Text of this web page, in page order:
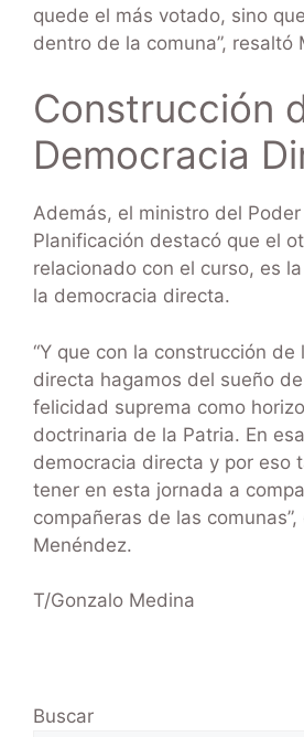
quede el más votado, sino
dentro de la comuna”, resaltó
Construcción
Democracia
Además, el ministro del
Planificación destacó que el
relacionado con el curso, es
la democracia directa.
“Y que con la construcción de
directa hagamos del sueño
felicidad suprema como
doctrinaria de la Patria. En
democracia directa y por eso
tener en esta jornada a
compañeras de las
Menéndez.
T/Gonzalo Medina
Buscar